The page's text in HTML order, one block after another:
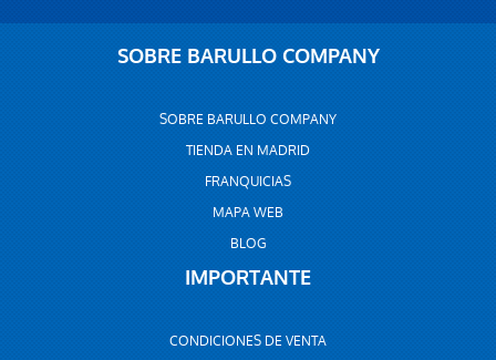
SOBRE BARULLO COMPANY
SOBRE BARULLO COMPANY
TIENDA EN MADRID
FRANQUICIAS
MAPA WEB
BLOG
IMPORTANTE
CONDICIONES DE VENTA